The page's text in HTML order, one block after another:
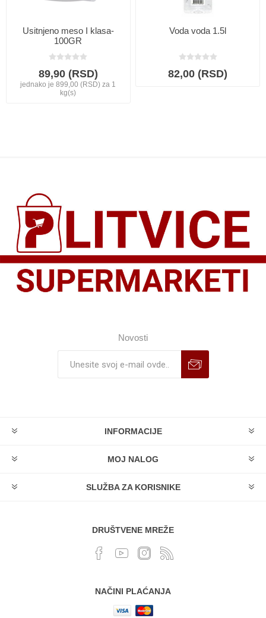
Usitnjeno meso I klasa-
100GR
89,90 (RSD)
jednako je 899,00 (RSD) za 1
kg(s)
Voda voda 1.5l
82,00 (RSD)
Novosti
INFORMACIJE
MOJ NALOG
SLUŽBA ZA KORISNIKE
DRUŠTVENE MREŽE
NAČINI PLAĆANJA